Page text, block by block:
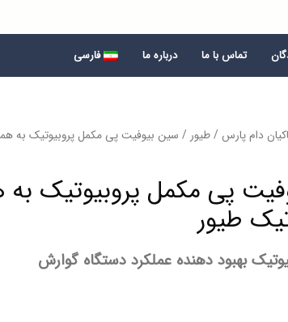
تماس با ما درباره ما فارسی
دام پارس /طیور / سین بیوفیت پی مکمل پروبیوتیک به
پی مکمل پروبیوتیک به
طیور
بهبود دهنده عملکرد دستگاه گوارش